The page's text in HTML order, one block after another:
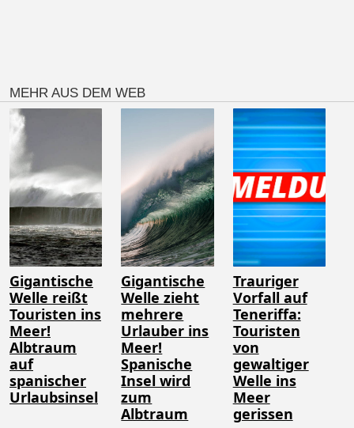
MEHR AUS DEM WEB
Gigantische
Welle reißt
Touristen ins
Meer!
Albtraum
auf
spanischer
Urlaubsinsel
Gigantische
Welle zieht
mehrere
Urlauber ins
Meer!
Spanische
Insel wird
zum
Albtraum
Trauriger
Vorfall auf
Teneriffa:
Touristen
von
gewaltiger
Welle ins
Meer
gerissen